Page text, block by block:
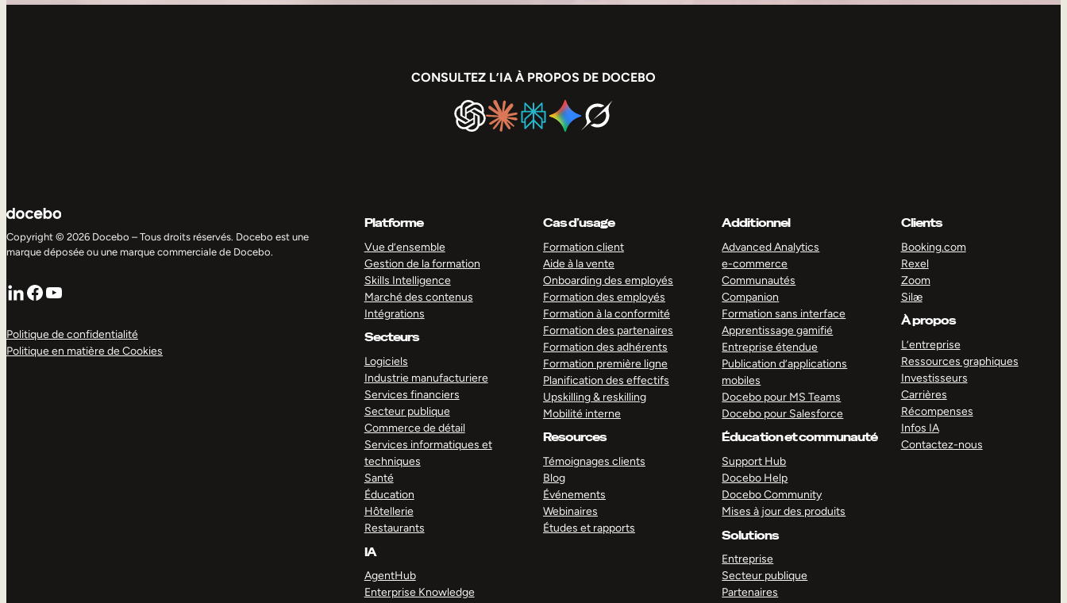
CONSULTEZ L’IA À PROPOS DE DOCEBO
Copyright © 2026 Docebo – Tous droits réservés. Docebo est une
marque déposée ou une marque commerciale de Docebo.
LinkedIn
Facebook
YouTube
Politique de confidentialité
Politique en matière de Cookies
Platforme
Vue d’ensemble
Gestion de la formation
Skills Intelligence
Marché des contenus
Intégrations
Secteurs
Logiciels
Industrie manufacturiere
Services financiers
Secteur publique
Commerce de détail
Services informatiques et
techniques
Santé
Éducation
Hôtellerie
Restaurants
IA
AgentHub
Enterprise Knowledge
Cas d’usage
Formation client
Aide à la vente
Onboarding des employés
Formation des employés
Formation à la conformité
Formation des partenaires
Formation des adhérents
Formation première ligne
Planification des effectifs
Upskilling & reskilling
Mobilité interne
Resources
Témoignages clients
Blog
Événements
Webinaires
Études et rapports
Additionnel
Advanced Analytics
e-commerce
Communautés
Companion
Formation sans interface
Apprentissage gamifié
Entreprise étendue
Publication d’applications
mobiles
Docebo pour MS Teams
Docebo pour Salesforce
Éducation et communauté
Support Hub
Docebo Help
Docebo Community
Mises à jour des produits
Solutions
Entreprise
Secteur publique
Partenaires
Clients
Booking.com
Rexel
Zoom
Silæ
À propos
L’entreprise
Ressources graphiques
Investisseurs
Carrières
Récompenses
Infos IA
Contactez-nous